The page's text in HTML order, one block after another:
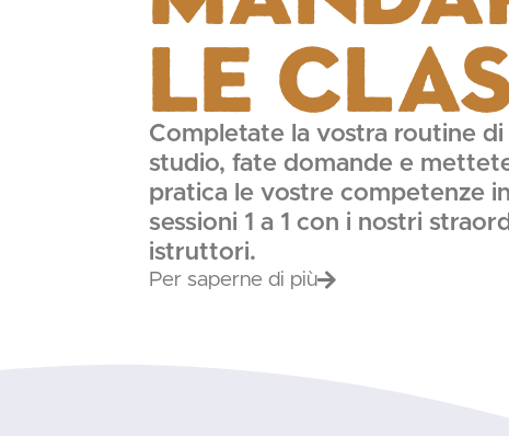
Le
Completate la vostra routine di
studio, fate domande e
pratica le vostre competenze in
sessioni 1 a 1 con i nostri
istruttori.
Per saperne di più